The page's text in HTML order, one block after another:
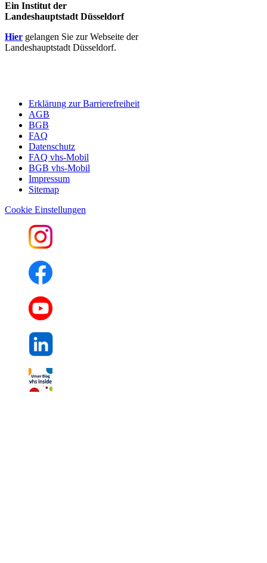
Ein Institut der
Landeshauptstadt Düsseldorf
Hier gelangen Sie zur Webseite der
Landeshauptstadt Düsseldorf.
Erklärung zur Barrierefreiheit
AGB
BGB
FAQ
Datenschutz
FAQ vhs-Mobil
BGB vhs-Mobil
Impressum
Sitemap
Cookie Einstellungen